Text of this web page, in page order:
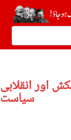
اور انقلابی
سیاست